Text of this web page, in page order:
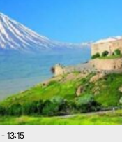
- 13:15